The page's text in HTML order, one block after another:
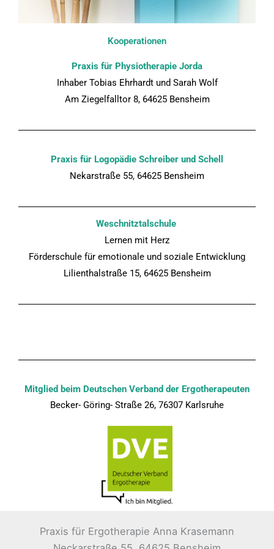
Kooperationen
Praxis für Physiotherapie Jorda
Inhaber Tobias Ehrhardt und Sarah Wolf
Am Ziegelfalltor 8, 64625 Bensheim
Praxis für Logopädie Schreiber und Schell
Nekarstraße 55, 64625 Bensheim
Weschnitztalschule
Lernen mit Herz
Förderschule für emotionale und soziale Entwicklung
Lilienthalstraße 15, 64625 Bensheim
Mitglied beim Deutschen Verband der Ergotherapeuten
Becker- Göring- Straße 26, 76307 Karlsruhe
Praxis für Ergotherapie Anna Krasemann